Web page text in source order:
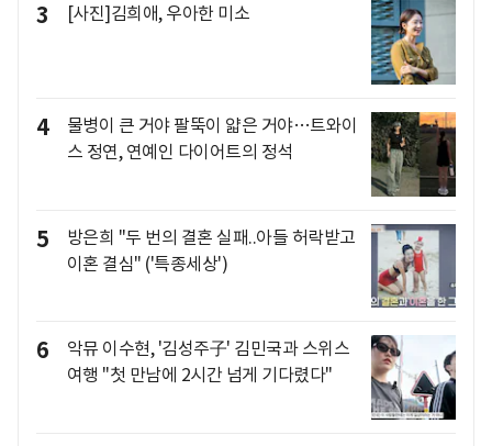
3 [사진]김희애, 우아한 미소
4
물병이 큰 거야 팔뚝이 얇은 거야…트와이
스 정연, 연예인 다이어트의 정석
5
방은희 "두 번의 결혼 실패..아들 허락받고
이혼 결심" ('특종세상')
6
악뮤 이수현, '김성주子' 김민국과 스위스
여행 "첫 만남에 2시간 넘게 기다렸다"